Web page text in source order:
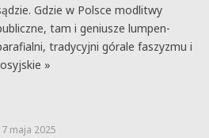
Gdzie w Polsce modlitwy
tam i geniusze lumpen-
tradycyjni górale faszyzmu i
»
maja 2025